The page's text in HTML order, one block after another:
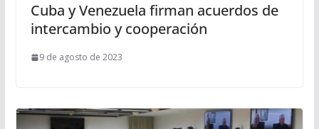
Cuba y Venezuela firman acuerdos de
intercambio y cooperación
9 de agosto de 2023